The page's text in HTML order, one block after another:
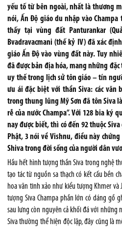
yếu tố từ bên ngoài, nhất là thương
nói, Ấn Độ giáo du nhập vào
thấy tại vùng đất Panturankar
Bvadravacmani (thế kỷ IV) đã xác
giáo Ấn Độ vào vùng đất này. Tuy
đã được bản địa hóa, mang những
uy thế trong lịch sử tôn giáo – tín
ưu ái đặc biệt với thần Siva: các văn
trong thung lũng Mỹ Sơn đã tôn Siva là
rễ của nước Champa”. Với 128 bia ký
nay được biết, thì có đến 92 thuộc
Phật, 3 nói về Vishnu, điều này
Shiva trong đời sống của người dân
Hầu hết hình tượng thần Siva trong nghệ
tạo tác từ nguồn sa thạch có kết cấu bền
hoa văn tinh xảo như kiểu tượng Khmer và
tượng Siva Champa phần lớn có dáng gồ
sau lưng còn nguyên cả khối đá với những
Siva thường thể hiện độc lập, đây cũng là